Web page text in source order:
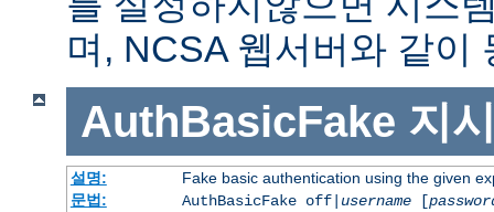
며, NCSA 웹서버와 같이
AuthBasicFake 지
설명:
Fake basic authentication using the given
문법:
AuthBasicFake off| username[